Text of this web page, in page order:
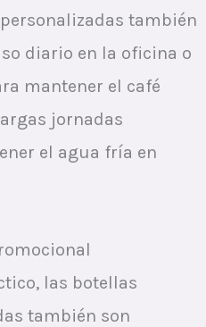
también
diario en la oficina o
mantener el café
jornadas
el agua fría en
las botellas
también son